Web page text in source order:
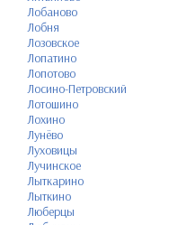
Лобаново
Лобня
Лозовское
Лопатино
Лопотово
Лосино-Петровский
Лотошино
Лохино
Лунёво
Луховицы
Лучинское
Лыткарино
Лыткино
Люберцы